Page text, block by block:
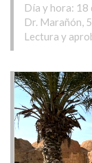
Día y hora: 18
Dr. Marañón,
Lectura y